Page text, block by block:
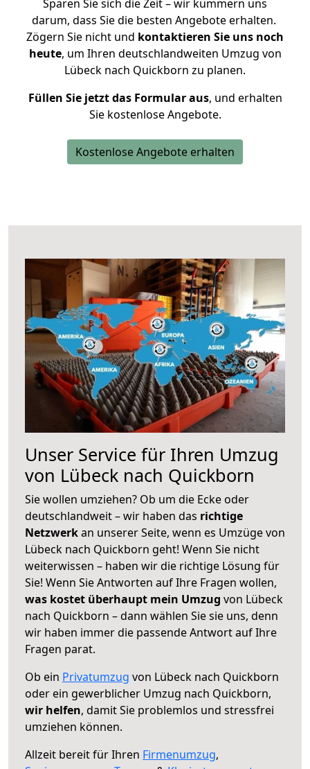
Sparen Sie sich die Zeit – wir kümmern uns
darum, dass Sie die besten Angebote erhalten.
Zögern Sie nicht und kontaktieren Sie uns noch
heute, um Ihren deutschlandweiten Umzug von
Lübeck nach Quickborn zu planen.
Füllen Sie jetzt das Formular aus, und erhalten
Sie kostenlose Angebote.
Kostenlose Angebote erhalten
Unser Service für Ihren Umzug
von Lübeck nach Quickborn
Sie wollen umziehen? Ob um die Ecke oder
deutschlandweit – wir haben das richtige
Netzwerkan unserer Seite, wenn es Umzüge von
Lübeck nach Quickborn geht! Wenn Sie nicht
weiterwissen – haben wir die richtige Lösung für
Sie! Wenn Sie Antworten auf Ihre Fragen wollen,
was kostet überhaupt mein Umzug von Lübeck
nach Quickborn – dann wählen Sie sie uns, denn
wir haben immer die passende Antwort auf Ihre
Fragen parat.
Ob ein Privatumzug von Lübeck nach Quickborn
oder ein gewerblicher Umzug nach Quickborn,
wir helfen, damit Sie problemlos und stressfrei
umziehen können.
Allzeit bereit für Ihren Firmenumzug,